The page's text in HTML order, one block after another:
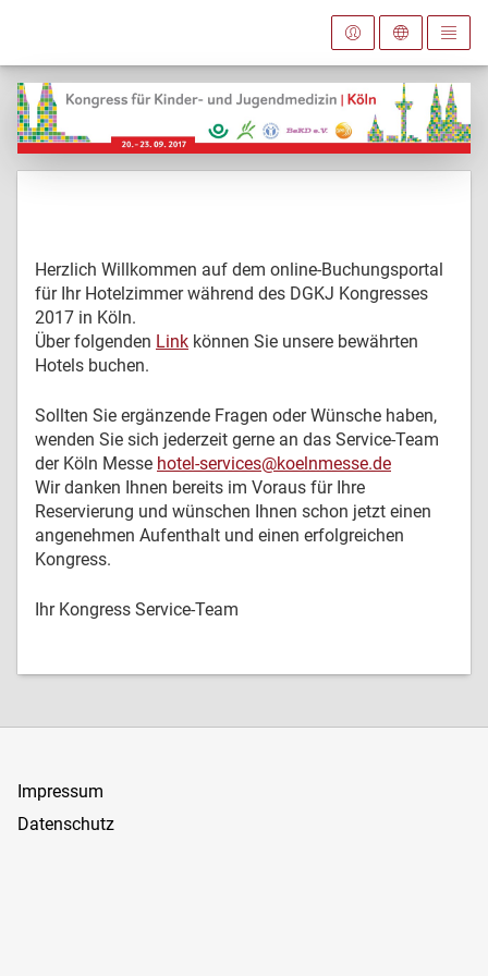
Herzlich Willkommen auf dem online-Buchungsportal
für Ihr Hotelzimmer während des DGKJ Kongresses
2017 in Köln.
Über folgenden Link können Sie unsere bewährten
Hotels buchen.
Sollten Sie ergänzende Fragen oder Wünsche haben,
wenden Sie sich jederzeit gerne an das Service-Team
der Köln Messe hotel-services@koelnmesse.de
Wir danken Ihnen bereits im Voraus für Ihre
Reservierung und wünschen Ihnen schon jetzt einen
angenehmen Aufenthalt und einen erfolgreichen
Kongress.
Ihr Kongress Service-Team
Impressum
Datenschutz